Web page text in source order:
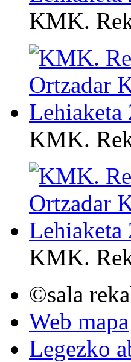
KMK.
KMK.
KMK.
©sala
Web mapa
Legezko